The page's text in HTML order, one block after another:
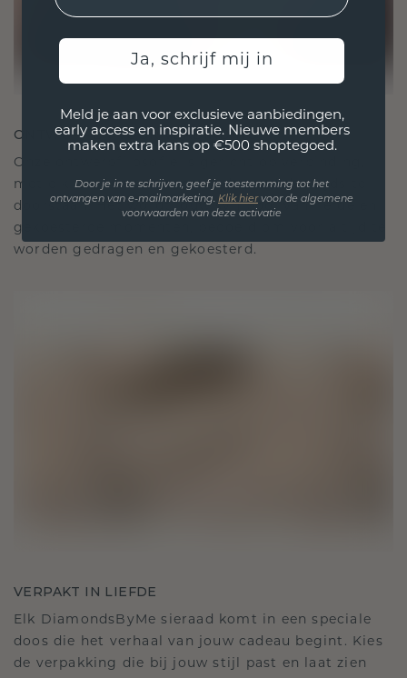
ONTWORPEN VOOR VERBINDING
Onze ontwerpfilosofie is gericht op verbinding,
met elk stuk ontworpen om de tand des tijds te
doorstaan. Het wordt jouw symbool van liefde en
gekoesterde momenten, bedoeld om voor altijd te
worden gedragen en gekoesterd.
VERPAKT IN LIEFDE
Elk DiamondsByMe sieraad komt in een speciale
doos die het verhaal van jouw cadeau begint. Kies
de verpakking die bij jouw stijl past en laat zien
Ja, schrijf mij in
Meld je aan voor exclusieve aanbiedingen,
early access en inspiratie. Nieuwe members
maken extra kans op €500 shoptegoed.
Door je in te schrijven, geef je toestemming tot het
ontvangen van e-mailmarketing. Klik hiervoor de algemene
voorwaarden van deze activatie